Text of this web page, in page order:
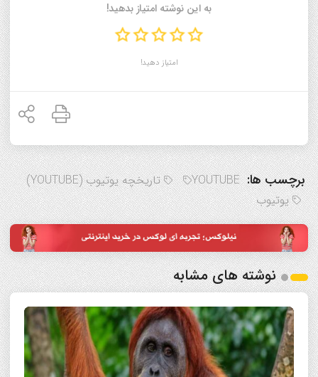
به این نوشته امتیاز بدهید!
امتیاز دهید!
برچسب ها: YOUTUBE
تاریخچه یوتیوب (YOUTUBE)
یوتیوب
نوشته های مشابه